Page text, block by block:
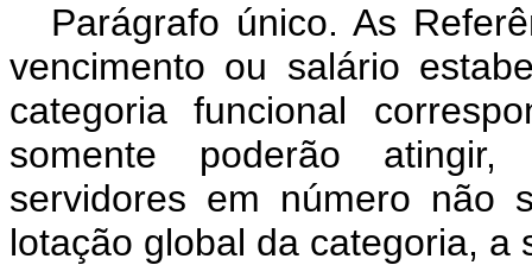
Parágrafo único. As
vencimento ou salário
categoria funcional
somente poderão atingir,
servidores em número não
lotação global da categoria,